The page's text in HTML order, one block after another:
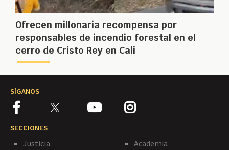
Ofrecen millonaria recompensa por
responsables de incendio forestal en el
cerro de Cristo Rey en Cali
SÍGANOS
SECCIONES
Justicia
Academia